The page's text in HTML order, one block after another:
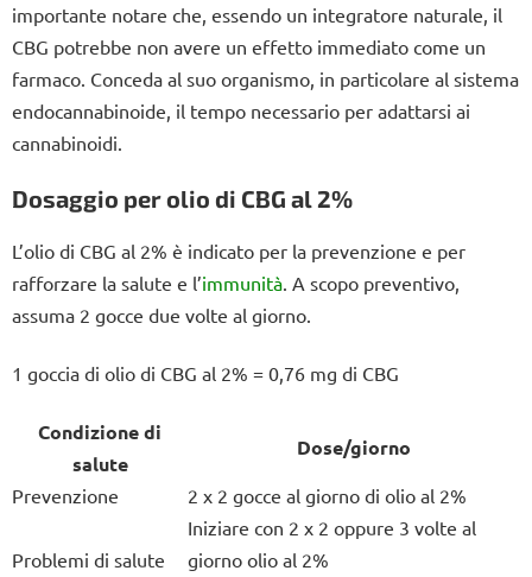
importante notare che, essendo un integratore naturale, il
CBG potrebbe non avere un effetto immediato come un
farmaco. Conceda al suo organismo, in particolare al sistema
endocannabinoide, il tempo necessario per adattarsi ai
cannabinoidi.
Dosaggio per olio di CBG al 2%
L’olio di CBG al 2% è indicato per la prevenzione e per
rafforzare la salute e l’immunità . A scopo preventivo,
assuma 2 gocce due volte al giorno.
1 goccia di olio di CBG al 2% = 0,76 mg di CBG
Condizione di
salute
Dose/giorno
Prevenzione 2 x 2 gocce al giorno di olio al 2%
Problemi di salute
Iniziare con 2 x 2 oppure 3 volte al
giorno olio al 2%